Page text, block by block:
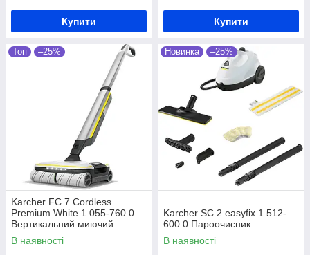
Купити Купити
Топ –25%
Karcher FC 7 Cordless
Premium White 1.055-760.0
Вертикальний миючий
пилосос машина для підлоги
В наявності
Новинка –25%
Karcher SC 2 easyfix 1.512-
600.0 Пароочисник
В наявності